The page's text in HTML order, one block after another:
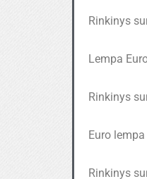
Rinkinys
Lempa
Rinkinys
Euro
Rinkinys